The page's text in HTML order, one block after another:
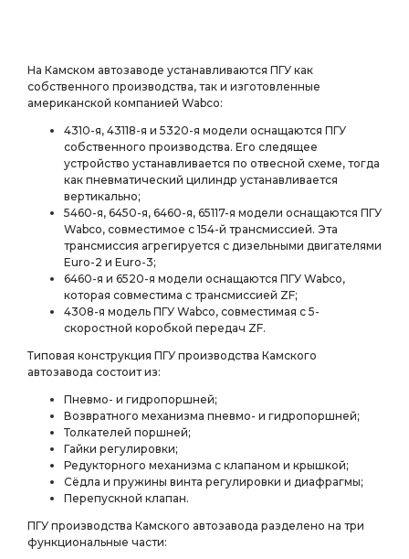
На Камском автозаводе устанавливаются ПГУ как
собственного производства, так и изготовленные
американской компанией Wabco:
4310-я, 43118-я и 5320-я модели оснащаются ПГУ
собственного производства. Его следящее
устройство устанавливается по отвесной схеме, тогда
как пневматический цилиндр устанавливается
вертикально;
5460-я, 6450-я, 6460-я, 65117-я модели оснащаются ПГУ
Wabco, совместимое с 154-й трансмиссией. Эта
трансмиссия агрегируется с дизельными двигателями
Euro-2 и Euro-3;
6460-я и 6520-я модели оснащаются ПГУ Wabco,
которая совместима с трансмиссией ZF;
4308-я модель ПГУ Wabco, совместимая с 5-
скоростной коробкой передач ZF.
Типовая конструкция ПГУ производства Камского
автозавода состоит из:
Пневмо- и гидропоршней;
Возвратного механизма пневмо- и гидропоршней;
Толкателей поршней;
Гайки регулировки;
Редукторного механизма с клапаном и крышкой;
Сёдла и пружины винта регулировки и диафрагмы;
Перепускной клапан.
ПГУ производства Камского автозавода разделено на три
функциональные части: